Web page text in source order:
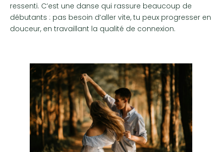
ressenti. C’est une danse qui rassure beaucoup de
débutants : pas besoin d’aller vite, tu peux progresser en
douceur, en travaillant la qualité de connexion.